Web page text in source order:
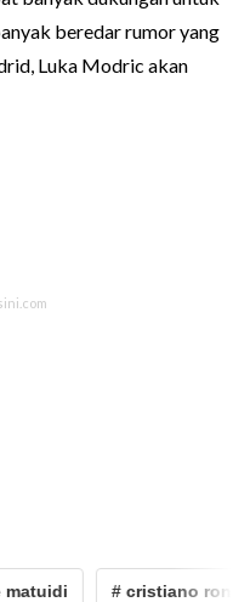
beredar rumor yang
Luka Modric akan
# cristiano ronaldo